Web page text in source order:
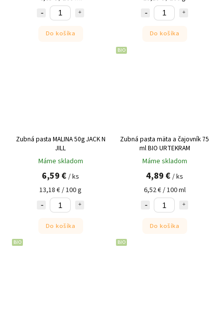
Do košíka Do košíka
Zubná pasta MALINA 50g JACK N
JILL
Máme skladom
6,59 € / ks
13,18 € / 100 g
Do košíka
BIO
Zubná pasta mäta a čajovník 75
ml BIO URTEKRAM
Máme skladom
4,89 € / ks
6,52 € / 100 ml
Do košíka
BIO BIO